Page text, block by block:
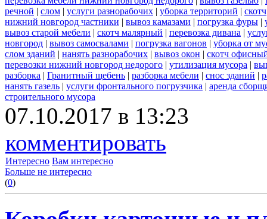
речной | слом | услуги разнорабочих | уборка территорий | скотч
нижний новгород частники | вывоз камазами | погрузка фуры |
вывоз старой мебели | скотч малярный | перевозка дивана |
новгород | вывоз самосвалами | погрузка вагонов | уборка от
слом зданий | нанять разнорабочих | вывоз окон | скотч
перевозки нижний новгород недорого | утилизация мусора |
разборка | Гранитный щебень | разборка мебели | снос зданий |
нанять газель | услуги фронтального погрузчика | аренда
строительного мусора
07.10.2017 в 13:23
комментировать
Интересно Вам интересно
Больше не интересно
(0)